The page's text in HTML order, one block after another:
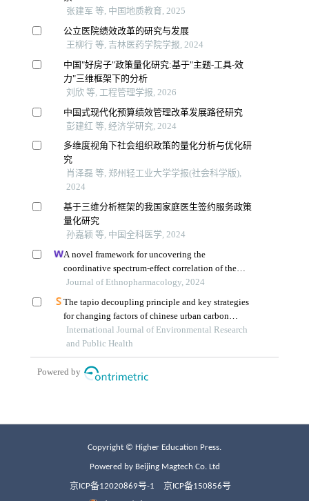
Copyright © Higher Education Press.
Powered by Beijing Magtech Co. Ltd
京ICP备12020869号-1 京ICP备150856号